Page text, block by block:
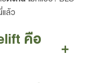
ล้ว
คือ
+